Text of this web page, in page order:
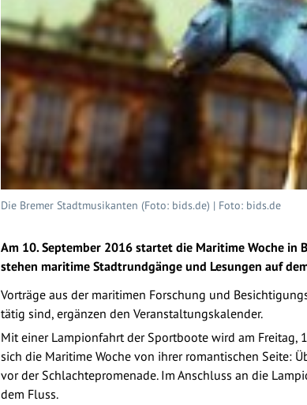
Die Bremer Stadtmusikanten (Foto: bids.de) | Foto: bids.de
Am 10. September 2016 startet die Maritime Woche in
stehen maritime Stadtrundgänge und Lesungen auf
Vorträge aus der maritimen Forschung und
tätig sind, ergänzen den Veranstaltungskalender.
Mit einer Lampionfahrt der Sportboote wird am Freitag,
sich die Maritime Woche von ihrer romantischen Seite:
vor der Schlachtepromenade. Im Anschluss an die
dem Fluss.